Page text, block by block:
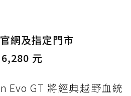
網及指定門市
元
Evo GT 將經典越野血統